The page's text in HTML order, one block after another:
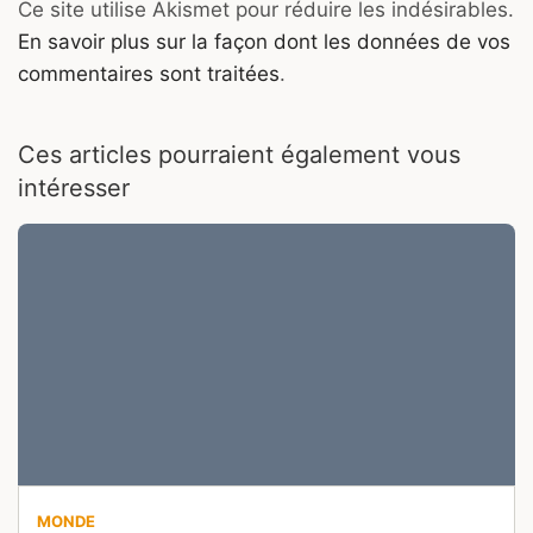
Ce site utilise Akismet pour réduire les indésirables.
En savoir plus sur la façon dont les données de vos
commentaires sont traitées.
Ces articles pourraient également vous
intéresser
MONDE